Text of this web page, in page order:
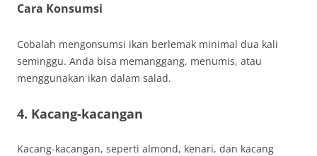
Cara Konsumsi
Cobalah mengonsumsi ikan berlemak minimal dua kali
seminggu. Anda bisa memanggang, menumis, atau
menggunakan ikan dalam salad.
4. Kacang-kacangan
Kacang-kacangan, seperti almond, kenari, dan kacang